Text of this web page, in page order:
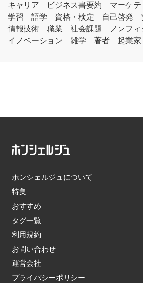
キャリア
ビジネス書要約 マーケ
学習
語学 資格・検定 自己啓発
情報技術
職業 社会課題
ノンフ
イノベーション
雑学 著者 起業家
ホンシェルジュについて
特集
おすすめ
タグ一覧
利用規約
お問い合わせ
運営会社
プライバシーポリシー